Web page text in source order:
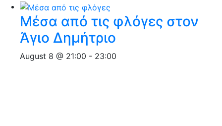
Μέσα από τις φλόγες στον
Άγιο Δημήτριο
August 8 @ 21:00 - 23:00